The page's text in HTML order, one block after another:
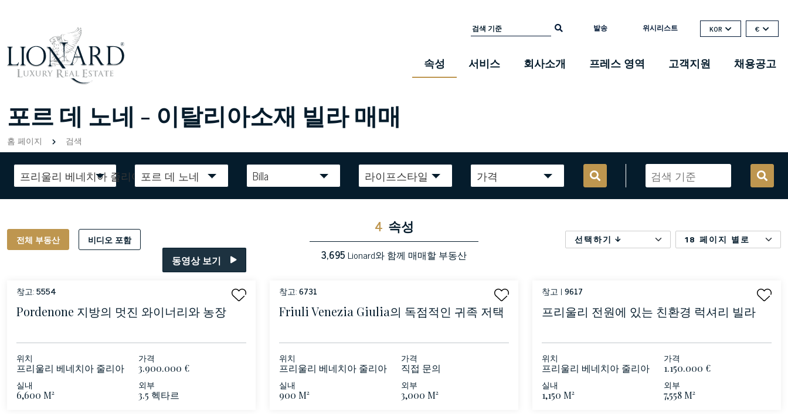
발송 위시리스트 KOR €
속성 서비스 회사소개 프레스 영역 고객지원 채용공고
포르 데 노네 - 이탈리아소재 빌라 매매
홈 페이지 검색
프리울리 베네치아 줄리아포르 데 노네 Billa 라이프스타일 가격
전체 부동산 비디오 포함
4 속성
3,695Lionard와 함께 매매할 부동산
선택하기 18 페이지 별로
동영상 보기
참고:5554
Pordenone 지방의 멋진 와이너리와 농장
위치
프리울리 베네치아 줄리아
토-포르 데 노네
가격
3.900.000 €
실내
6,600 M²
외부
3.5 헥타르
참고:6731
Friuli Venezia Giulia의 독점적인 귀족 저택
위치
프리울리 베네치아 줄리아
가격
직접 문의
실내
900 M²
외부
3,000 M²
참고 | 9617
프리울리 전원에 있는 친환경 럭셔리 빌라
위치
프리울리 베네치아 줄리아
- Pordenone
가격
1.150.000 €
실내
1,150 M²
외부
7,558 M²